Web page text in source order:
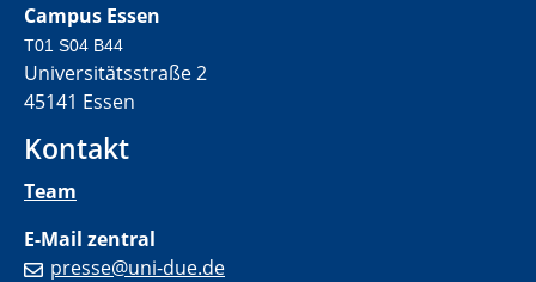
Campus Essen
T01 S04 B44
Universitätsstraße 2
45141 Essen
Kontakt
Team
E-Mail zentral
presse@uni-due.de